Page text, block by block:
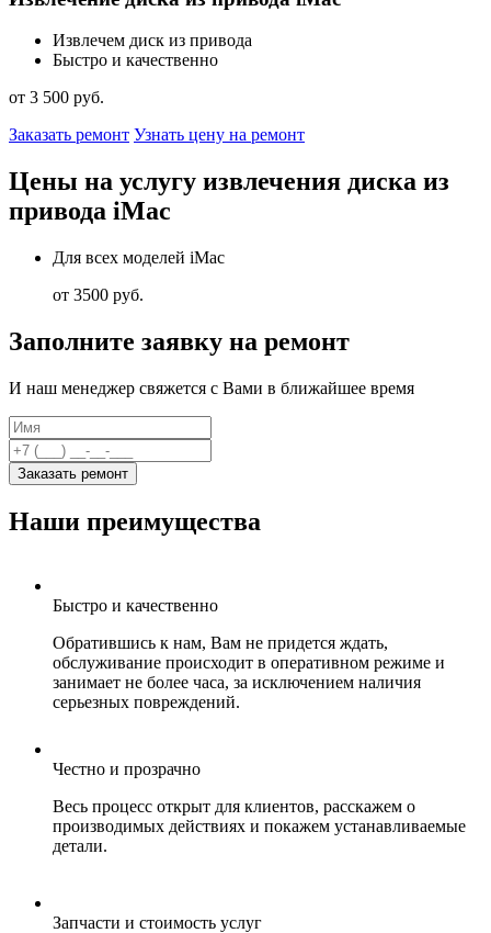
Извлечем диск из привода
Быстро и качественно
от 3 500 руб.
Заказать ремонт Узнать цену на ремонт
Цены на услугу извлечения диска из
привода iMac
Для всех моделей iMac
от 3500 руб.
Заполните заявку на ремонт
И наш менеджер свяжется с Вами в ближайшее время
Заказать ремонт
Наши преимущества
Быстро и качественно
Обратившись к нам, Вам не придется ждать,
обслуживание происходит в оперативном режиме и
занимает не более часа, за исключением наличия
серьезных повреждений.
Честно и прозрачно
Весь процесс открыт для клиентов, расскажем о
производимых действиях и покажем устанавливаемые
детали.
Запчасти и стоимость услуг